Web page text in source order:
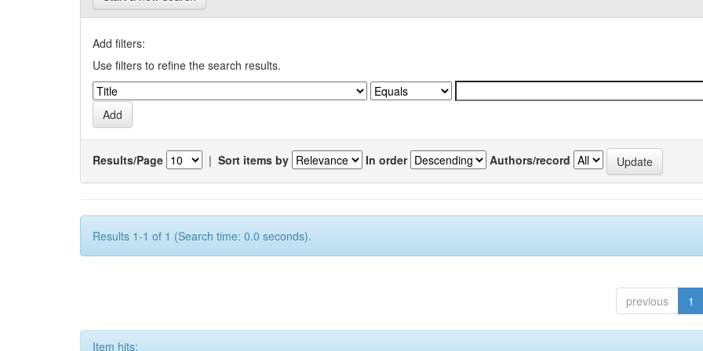
Add filters:
Use filters to refine the search results.
Results/Page | Sort items by In order Authors/record
Results 1-1 of 1 (Search time: 0.0 seconds).
previous 1
Item hits: